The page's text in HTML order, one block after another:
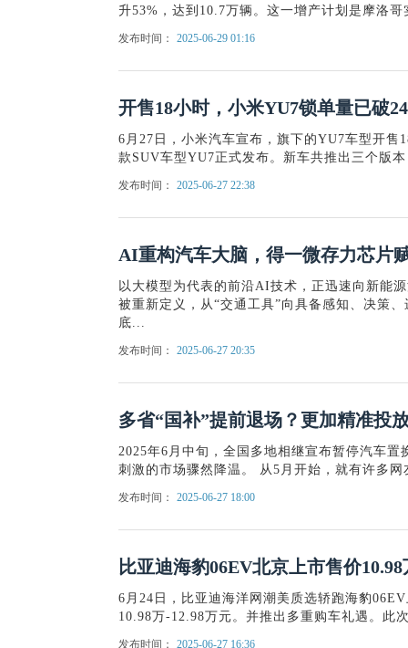
升53%，达到10.7万辆。这一增产计划是摩洛
发布时间： 2025-06-29 01:16
开售18小时，小米YU7锁单量已破
6月27日，小米汽车宣布，旗下的YU7车型开售
款SUV车型YU7正式发布。新车共推出三个版
发布时间： 2025-06-27 22:38
AI重构汽车大脑，得一微存力芯片
以大模型为代表的前沿AI技术，正迅速向新能
被重新定义，从“交通工具”向具备感知、决策
底...
发布时间： 2025-06-27 20:35
多省“国补”提前退场？更加精准投
2025年6月中旬，全国多地相继宣布暂停汽车
刺激的市场骤然降温。 从5月开始，就有许多
发布时间： 2025-06-27 18:00
比亚迪海豹06EV北京上市售价10.98
6月24日，比亚迪海洋网潮美质选轿跑海豹
10.98万-12.98万元。并推出多重购车礼遇。此
发布时间： 2025-06-27 16:36